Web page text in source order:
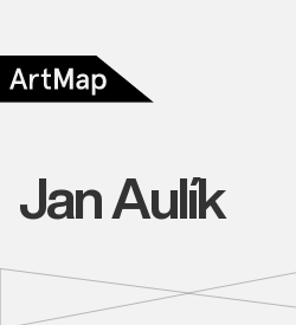
Jan Aulík